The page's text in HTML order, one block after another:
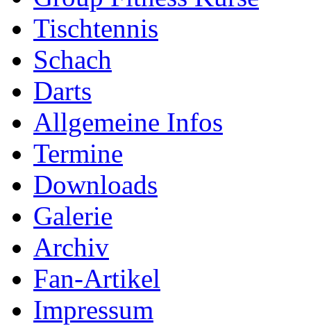
Tischtennis
Schach
Darts
Allgemeine Infos
Termine
Downloads
Galerie
Archiv
Fan-Artikel
Impressum